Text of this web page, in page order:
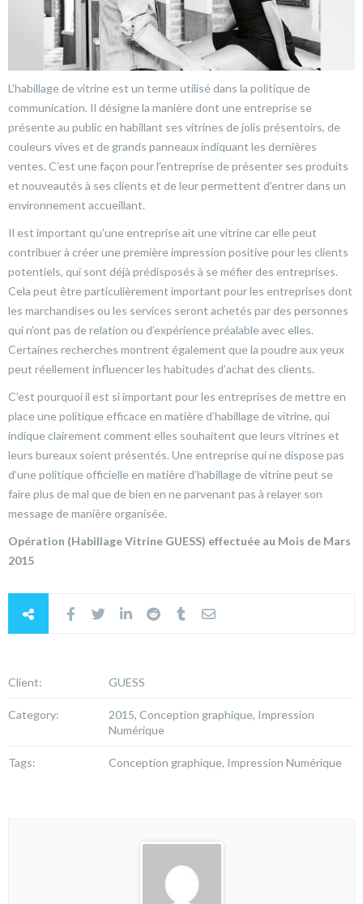
L’habillage de vitrine est un terme utilisé dans la politique de
communication. Il désigne la manière dont une entreprise se
présente au public en habillant ses vitrines de jolis présentoirs, de
couleurs vives et de grands panneaux indiquant les dernières
ventes. C’est une façon pour l’entreprise de présenter ses produits
et nouveautés à ses clients et de leur permettent d’entrer dans un
environnement accueillant.
Il est important qu’une entreprise ait une vitrine car elle peut
contribuer à créer une première impression positive pour les clients
potentiels, qui sont déjà prédisposés à se méfier des entreprises.
Cela peut être particulièrement important pour les entreprises dont
les marchandises ou les services seront achetés par des personnes
qui n’ont pas de relation ou d’expérience préalable avec elles.
Certaines recherches montrent également que la poudre aux yeux
peut réellement influencer les habitudes d’achat des clients.
C’est pourquoi il est si important pour les entreprises de mettre en
place une politique efficace en matière d’habillage de vitrine, qui
indique clairement comment elles souhaitent que leurs vitrines et
leurs bureaux soient présentés. Une entreprise qui ne dispose pas
d’une politique officielle en matière d’habillage de vitrine peut se
faire plus de mal que de bien en ne parvenant pas à relayer son
message de manière organisée.
Opération (Habillage Vitrine GUESS) effectuée au Mois de Mars
2015
Client: GUESS
Category:
2015, Conception graphique, Impression
Numérique
Tags: Conception graphique, Impression Numérique